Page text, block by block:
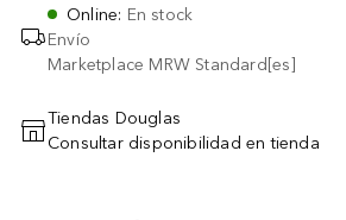
Online: En stock
Envío
Marketplace MRW Standard[es]
AÑADIR AL CARRITO
Tiendas Douglas
Consultar disponibilidad en tienda